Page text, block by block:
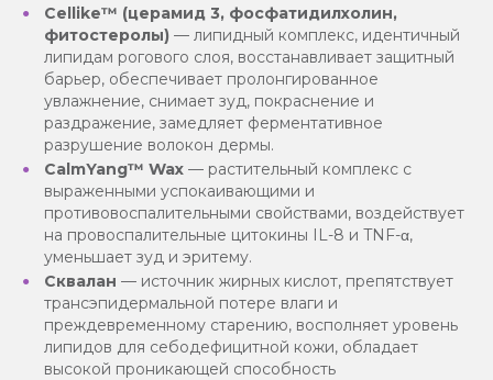
Cellike™ (церамид 3, фосфатидилхолин,
фитостеролы) — липидный комплекс, идентичный
липидам рогового слоя, восстанавливает защитный
барьер, обеспечивает пролонгированное
увлажнение, снимает зуд, покраснение и
раздражение, замедляет ферментативное
разрушение волокон дермы.
CalmYang™ Wax — растительный комплекс с
выраженными успокаивающими и
противовоспалительными свойствами, воздействует
на провоспалительные цитокины IL-8 и TNF-α,
уменьшает зуд и эритему.
Сквалан — источник жирных кислот, препятствует
трансэпидермальной потере влаги и
преждевременному старению, восполняет уровень
липидов для себодефицитной кожи, обладает
высокой проникающей способность